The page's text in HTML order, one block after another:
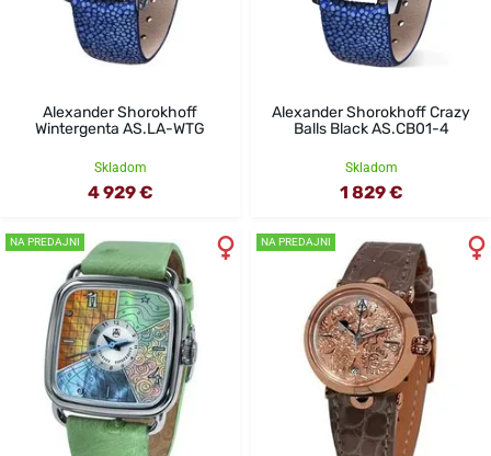
Alexander Shorokhoff
Wintergenta AS.LA-WTG
Skladom
4 929 €
Alexander Shorokhoff Crazy
Balls Black AS.CB01-4
Skladom
1 829 €
NA PREDAJNI NA PREDAJNI